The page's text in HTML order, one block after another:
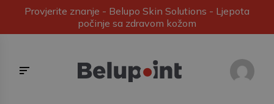
Provjerite znanje - Belupo Skin Solutions - Ljepota
počinje sa zdravom kožom